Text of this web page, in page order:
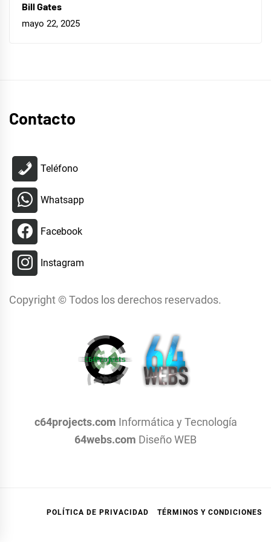
Bill Gates
mayo 22, 2025
Contacto
Teléfono
Whatsapp
Facebook
Instagram
Copyright © Todos los derechos reservados.
c64projects.com Informática y Tecnología
64webs.com Diseño WEB
POLÍTICA DE PRIVACIDAD TÉRMINOS Y CONDICIONES